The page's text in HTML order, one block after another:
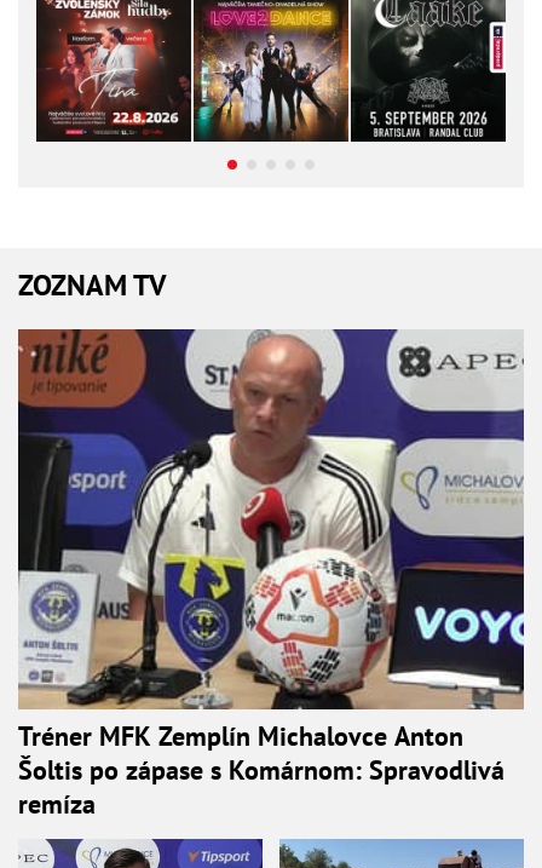
ZOZNAM TV
Tréner MFK Zemplín Michalovce Anton
Šoltis po zápase s Komárnom: Spravodlivá
remíza